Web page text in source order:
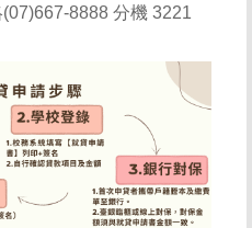
8888 分機 3221